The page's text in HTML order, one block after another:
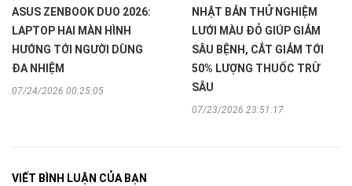
ASUS ZENBOOK DUO 2026:
LAPTOP HAI MÀN HÌNH
HƯỚNG TỚI NGƯỜI DÙNG
ĐA NHIỆM
07/24/2026 00:25:05
NHẬT BẢN THỬ NGHIỆM
LƯỚI MÀU ĐỎ GIÚP GIẢM
SÂU BỆNH, CẮT GIẢM TỚI
50% LƯỢNG THUỐC TRỪ
SÂU
07/23/2026 23:51:17
VIẾT BÌNH LUẬN CỦA BẠN